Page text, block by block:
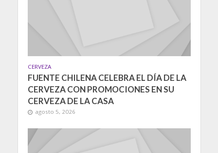
CERVEZA
FUENTE CHILENA CELEBRA EL DÍA DE LA
CERVEZA CON PROMOCIONES EN SU
CERVEZA DE LA CASA
agosto 5, 2026